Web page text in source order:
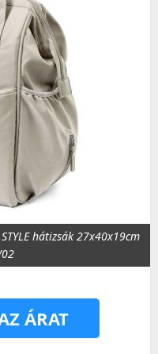
hátizsák 27x40x19cm
ÁRAT